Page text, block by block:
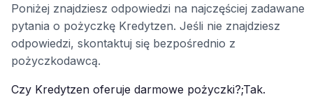
Poniżej znajdziesz odpowiedzi na najczęściej zadawane
pytania o pożyczkę Kredytzen. Jeśli nie znajdziesz
odpowiedzi, skontaktuj się bezpośrednio z
pożyczkodawcą.
Czy Kredytzen oferuje darmowe pożyczki?;Tak.